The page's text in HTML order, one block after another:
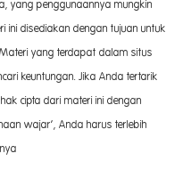
yang penggunaannya mungkin
ini disediakan dengan tujuan untuk
yang terdapat dalam situs
keuntungan. Jika Anda tertarik
cipta dari materi ini dengan
wajar’, Anda harus terlebih